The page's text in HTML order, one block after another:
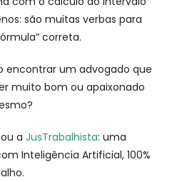
são muitas verbas para
correta.
encontrar um advogado que
muito bom ou apaixonado
aJusTrabalhista: uma
Inteligência Artificial, 100%